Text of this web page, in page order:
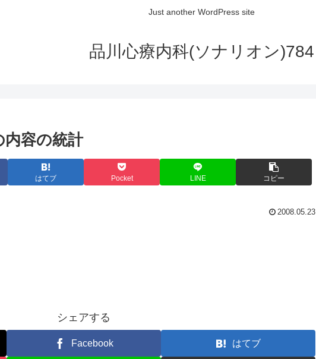
Just another WordPress site
品川心療内科(ソナリオン)784
容の統計
はてブ Pocket LINE コピー
2008.05.23
シェアする
Facebook はてブ